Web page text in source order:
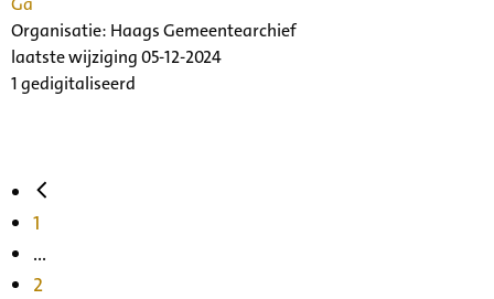
Organisatie: Haags Gemeentearchief
laatste wijziging 05-12-2024
1 gedigitaliseerd
1
...
2